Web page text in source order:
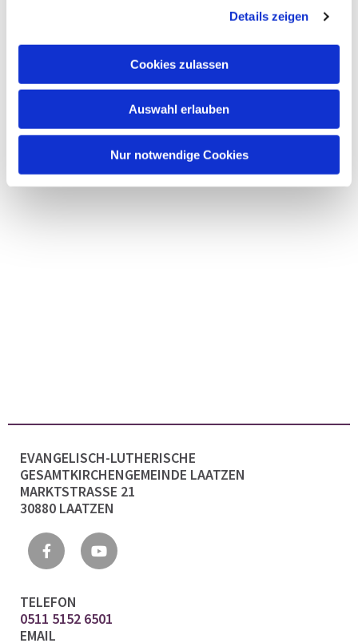
Details zeigen
Cookies zulassen
Auswahl erlauben
Nur notwendige Cookies
EVANGELISCH-LUTHERISCHE
GESAMTKIRCHENGEMEINDE LAATZEN
MARKTSTRASSE 21
30880 LAATZEN
TELEFON
0511 5152 6501
EMAIL